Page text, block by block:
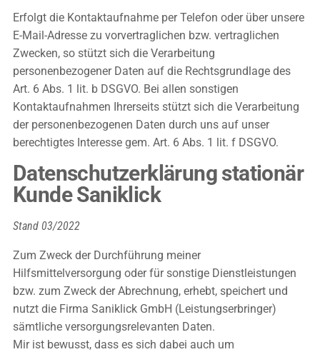
Erfolgt die Kontaktaufnahme per Telefon oder über unsere
E-Mail-Adresse zu vorvertraglichen bzw. vertraglichen
Zwecken, so stützt sich die Verarbeitung
personenbezogener Daten auf die Rechtsgrundlage des
Art. 6 Abs. 1 lit. b DSGVO. Bei allen sonstigen
Kontaktaufnahmen Ihrerseits stützt sich die Verarbeitung
der personenbezogenen Daten durch uns auf unser
berechtigtes Interesse gem. Art. 6 Abs. 1 lit. f DSGVO.
Datenschutzerklärung stationär
Kunde Saniklick
Stand 03/2022
Zum Zweck der Durchführung meiner
Hilfsmittelversorgung oder für sonstige Dienstleistungen
bzw. zum Zweck der Abrechnung, erhebt, speichert und
nutzt die Firma Saniklick GmbH (Leistungserbringer)
sämtliche versorgungsrelevanten Daten.
Mir ist bewusst, dass es sich dabei auch um